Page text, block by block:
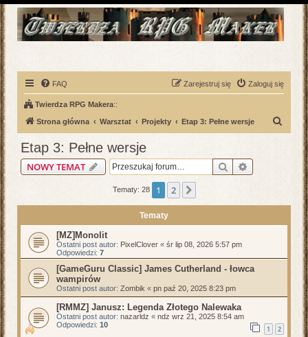
FAQ Zaloguj się
Zarejestruj się
Twierdza RPG Makera::
Strona główna Warsztat Projekty Etap 3: Pełne wersje
Etap 3: Pełne wersje
NOWY TEMAT Szukaj
Tematy: 28 1 2
Tematy
[MZ]Monolit
Ostatni post autor: PixelClover « śr lip 08, 2026 5:57 pm
Odpowiedzi: 7
[GameGuru Classic] James Cutherland - łowca
wampirów
Ostatni post autor: Zombik « pn paź 20, 2025 8:23 pm
[RMMZ] Janusz: Legenda Złotego Nalewaka
Ostatni post autor: nazarldz « ndz wrz 21, 2025 8:54 am
Odpowiedzi: 10 1 2